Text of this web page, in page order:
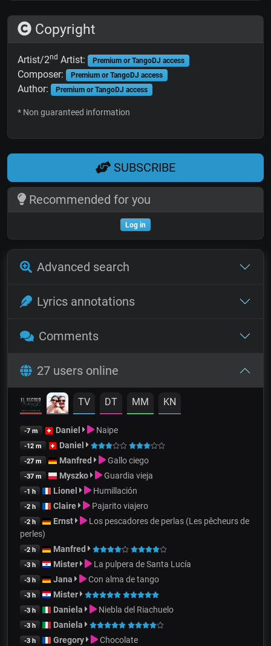
Copyright
Artist/2nd Artist: Premium or TangoDJ access
Composer: Premium or TangoDJ access
Author: Premium or TangoDJ access
* Non guaranteed information
SUBSCRIBE
Recommended for you
Log in
Advanced search
Lyrics annotations
Comments
27 users online
TV DT MM KN
-7 m Daniel Naipe
-12 m Daniel
-27 m Manfred Gallo ciego
-37 m Myszko Guardia vieja
-1 h Lionel Humillación
-2 h Claire Pajarito viajero
-2 h Ernst
Los pescadores de perlas (Les pêcheurs de
perles)
-2 h Manfred
-3 h Mister La pulpera de Santa Lucía
-3 h Jana Con alma de tango
-3 h Mister
-3 h Daniela Niebla del Riachuelo
-3 h Daniela
-3 h Gregory Chocolate